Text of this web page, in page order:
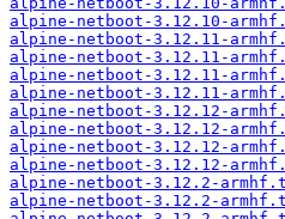
alpine-netboot-3.12.10-
alpine-netboot-3.12.11-
alpine-netboot-3.12.11-
alpine-netboot-3.12.11-
alpine-netboot-3.12.11-
alpine-netboot-3.12.12-
alpine-netboot-3.12.12-
alpine-netboot-3.12.12-
alpine-netboot-3.12.12-
alpine-netboot-3.12.2-
alpine-netboot-3.12.2-